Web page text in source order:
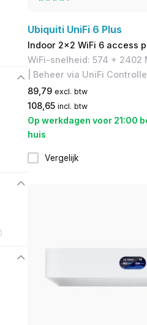
)
Ubiquiti UniFi 6 Plus
Indoor 2x2 WiFi 6 access
WiFi-snelheid: 574 + 2402
| Beheer via UniFi
89,79 excl. btw
108,65 incl. btw
Op werkdagen voor 21:00
huis
Vergelijk